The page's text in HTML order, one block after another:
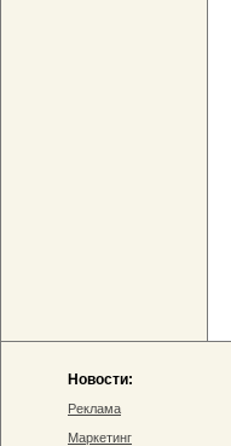
Новости:
Реклама
Маркетинг